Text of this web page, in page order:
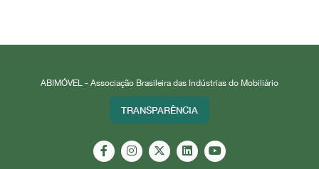
ABIMÓVEL - Associação Brasileira das Indústrias do Mobiliário
TRANSPARÊNCIA